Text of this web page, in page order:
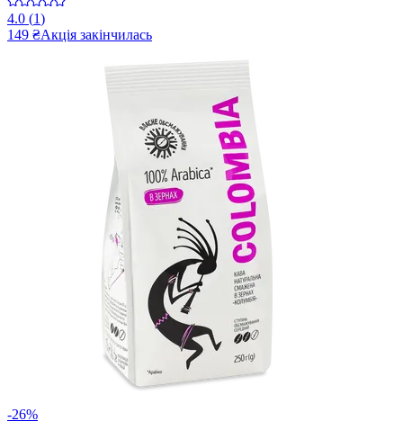
4.0 (1)
149 ₴Акція закінчилась
-26%